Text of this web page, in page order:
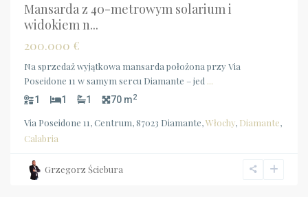
Mansarda z 40-metrowym solarium i
widokiem n...
200.000 €
Na sprzedaż wyjątkowa mansarda położona przy Via
Poseidone 11 w samym sercu Diamante – jed ...
1 1 1 70 m2
Via Poseidone 11, Centrum, 87023 Diamante,Włochy, Diamante,
Calabria
Grzegorz Ściebura
Calabria
San
Nicola